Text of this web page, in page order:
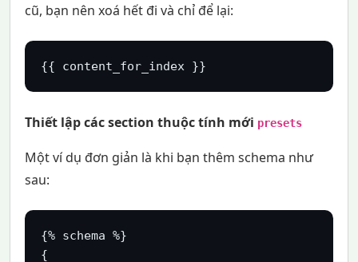
cũ, bạn nên xoá hết đi và chỉ để lại:
{{ content_for_index }}
Thiết lập các section thuộc tính mới presets
Một ví dụ đơn giản là khi bạn thêm schema như
sau:
{% schema %}
{